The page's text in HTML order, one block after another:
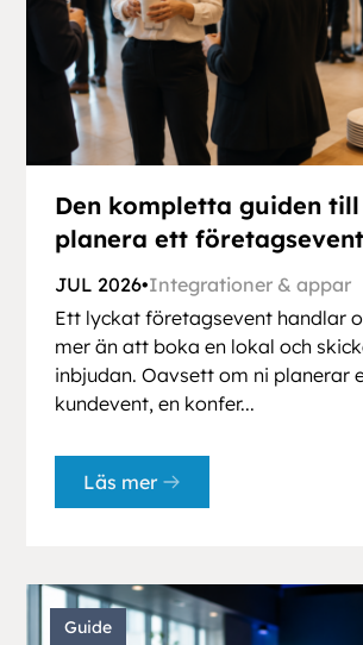
Den kompletta guiden
planera ett företagsevent
JUL 2026•Integrationer & appar
Ett lyckat företagsevent handlar
mer än att boka en lokal och
inbjudan. Oavsett om ni planerar
kundevent, en konfer...
Läs mer
Guide